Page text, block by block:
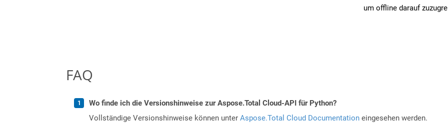
um offline darauf
FAQ
Wo finde ich die Versionshinweise zur Aspose.Total Cloud-API für Python?
Vollständige Versionshinweise können unter Aspose.Total Cloud Documentation eingesehen werden.